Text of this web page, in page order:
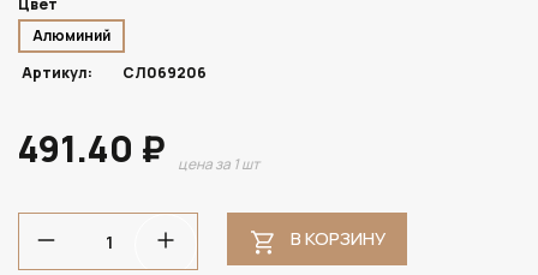
Цвет
Алюминий
Артикул:
СЛ069206
491.40 ₽ цена за 1 шт
В КОРЗИНУ